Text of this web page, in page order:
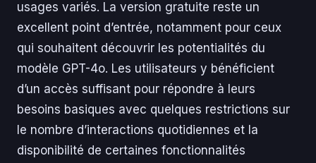
usages variés. La version gratuite reste un
excellent point d’entrée, notamment pour ceux
qui souhaitent découvrir les potentialités du
modèle GPT-4o. Les utilisateurs y bénéficient
d’un accès suffisant pour répondre à leurs
besoins basiques avec quelques restrictions sur
le nombre d’interactions quotidiennes et la
disponibilité de certaines fonctionnalités